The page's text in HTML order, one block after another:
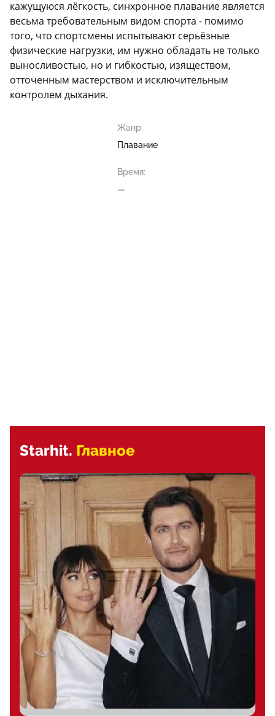
кажущуюся лёгкость, синхронное плавание является
весьма требовательным видом спорта - помимо
того, что спортсмены испытывают серьёзные
физические нагрузки, им нужно обладать не только
выносливостью, но и гибкостью, изяществом,
отточенным мастерством и исключительным
контролем дыхания.
Жанр:
Плавание
Время:
—
Starhit. Главное